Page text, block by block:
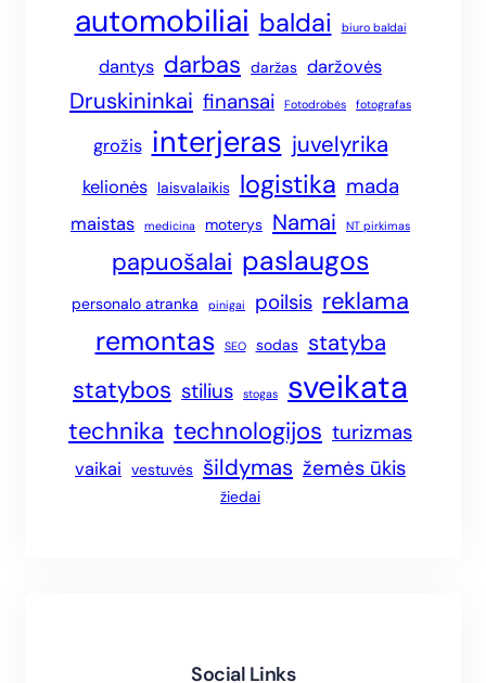
automobiliai baldai biuro baldai
dantys darbas daržas daržovės
Druskininkai finansai Fotodrobės fotografas
grožis interjeras juvelyrika
kelionės laisvalaikis logistika mada
maistas medicina moterys Namai NT pirkimas
papuošalai paslaugos
personalo atranka pinigai poilsis reklama
remontas SEO sodas statyba
statybos stilius stogas sveikata
technika technologijos turizmas
vaikai vestuvės šildymas žemės ūkis
žiedai
Social Links